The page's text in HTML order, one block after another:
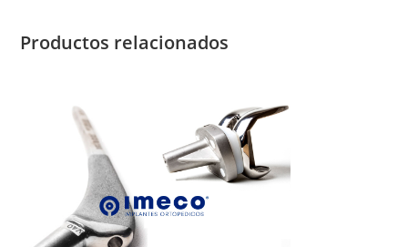
Productos relacionados